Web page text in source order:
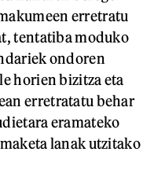
erretratu
tentatiba moduko
ondoren
horien bizitza eta
erretratatu behar
eramateko
lanak utzitako